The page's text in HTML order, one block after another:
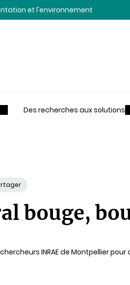
et l'environnement
Des recherches aux solutions
bouge,
INRAE de Montpellier